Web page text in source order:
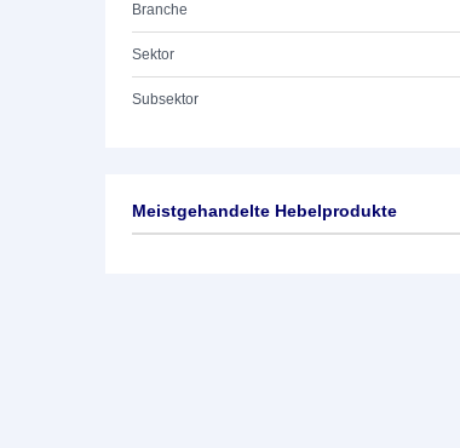
Branche
Sektor
Subsektor
Meistgehandelte Hebelprodukte